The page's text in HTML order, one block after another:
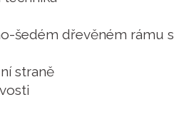
šedém dřevěném rámu s
straně